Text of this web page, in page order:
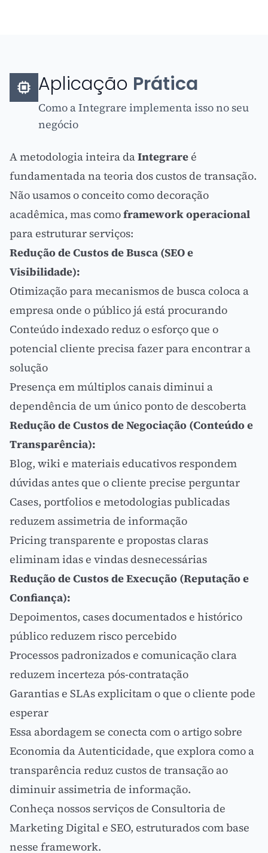
Aplicação Prática
Como a Integrare implementa isso no seu
negócio
A metodologia inteira daIntegrare é
fundamentada na teoria dos custos de transação.
Não usamos o conceito como decoração
acadêmica, mas comoframework operacional
para estruturar serviços:
Redução de Custos de Busca (SEOe
Visibilidade):
Otimização para mecanismos de busca coloca a
empresa onde o público já está procurando
Conteúdo indexado reduz o esforço que o
potencial cliente precisa fazer para encontrar a
solução
Presença em múltiplos canais diminui a
dependência de um único ponto de descoberta
Redução de Custos de Negociação (Conteúdo e
Transparência):
Blog, wiki e materiais educativos respondem
dúvidas antes que o cliente precise perguntar
Cases, portfolios e metodologias publicadas
reduzem assimetria de informação
Pricing transparente e propostas claras
eliminam idas e vindas desnecessárias
Redução de Custos de Execução (Reputação e
Confiança):
Depoimentos, cases documentados e histórico
público reduzemrisco percebido
Processos padronizados e comunicação clara
reduzem incerteza pós-contratação
Garantias e SLAs explicitam o que o cliente pode
esperar
Essa abordagem se conecta com o artigo sobre
Economia da Autenticidade, que explora como a
transparência reduz custos de transação ao
diminuir assimetria de informação.
Conheça nossos serviços de Consultoria de
Marketing Digital e SEO, estruturados com base
nesse framework.